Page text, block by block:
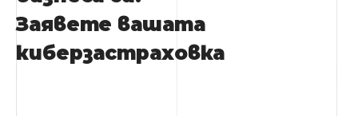
Заявете вашата
киберзастраховка